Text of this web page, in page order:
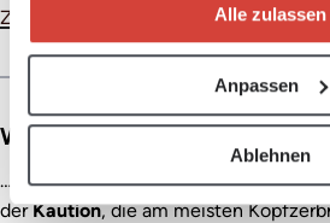
Alle zulassen
Anpassen
Ablehnen
Zur Seite
Wohnungskündigung richtig
…s sind es die Rückgabe der Wohnung
derKaution, die am meisten